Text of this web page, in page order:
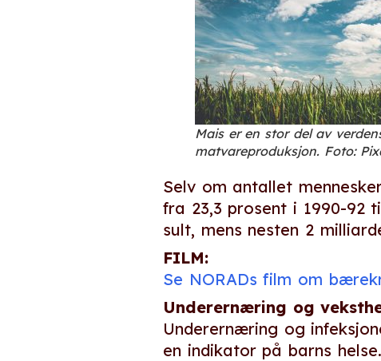
Mais er en stor del av
matvareproduksjon. Foto:
Selv om antallet
fra 23,3 prosent i 1990-92
sult, mens nesten 2
FILM:
Se NORADs film om
Underernæring og
Underernæring og
en indikator på barns